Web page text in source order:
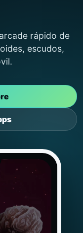
rápido de
escudos,